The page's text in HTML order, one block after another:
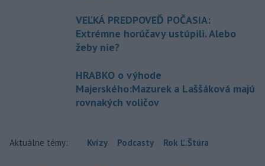
VEĽKÁ PREDPOVEĎ POČASIA:
Extrémne horúčavy ustúpili. Alebo
žeby nie?
HRABKO o výhode
Majerského:Mazurek a Laššáková majú
rovnakých voličov
Aktuálne témy: Kvízy Podcasty Rok Ľ.Štúra